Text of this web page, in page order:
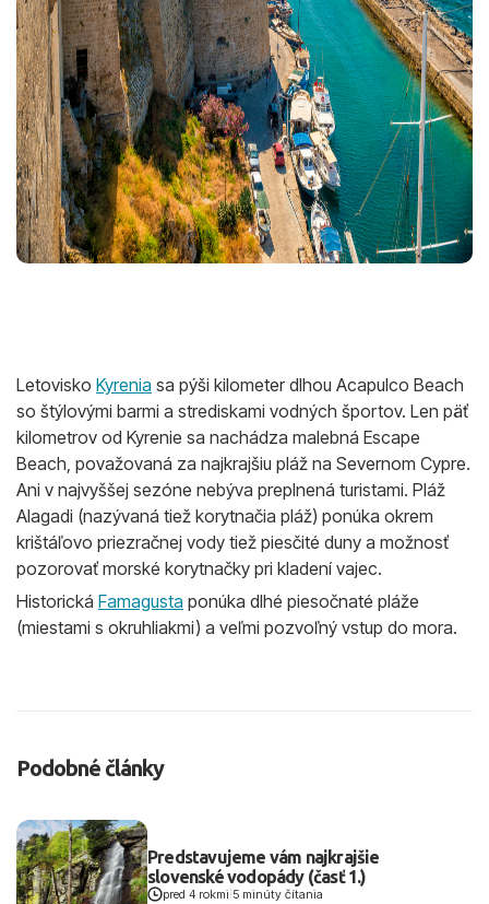
Letovisko Kyrenia sa pýši kilometer dlhou Acapulco Beach
so štýlovými barmi a strediskami vodných športov. Len päť
kilometrov od Kyrenie sa nachádza malebná Escape
Beach, považovaná za najkrajšiu pláž na Severnom Cypre.
Ani v najvyššej sezóne nebýva preplnená turistami. Pláž
Alagadi (nazývaná tiež korytnačia pláž) ponúka okrem
krištáľovo priezračnej vody tiež piesčité duny a možnosť
pozorovať morské korytnačky pri kladení vajec.
Historická Famagusta ponúka dlhé piesočnaté pláže
(miestami s okruhliakmi) a veľmi pozvoľný vstup do mora.
Podobné články
Predstavujeme vám najkrajšie
slovenské vodopády (časť 1.)
pred 4 rokmi 5 minúty čítania